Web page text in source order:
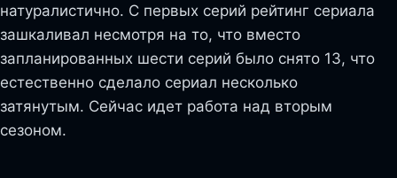
натуралистично. С первых серий рейтинг сериала
зашкаливал несмотря на то, что вместо
запланированных шести серий было снято 13, что
естественно сделало сериал несколько
затянутым. Сейчас идет работа над вторым
сезоном.